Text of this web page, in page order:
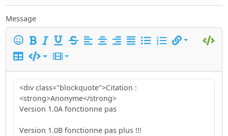
Message